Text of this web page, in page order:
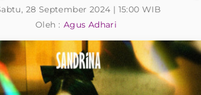
28 September 2024 | 15:00 WIB
Oleh : Agus Adhari